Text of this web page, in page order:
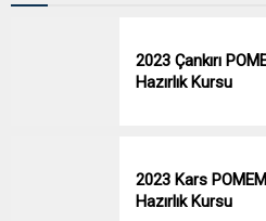
2023 Çankırı
Hazırlık Kursu
2023 Kars
Hazırlık Kursu